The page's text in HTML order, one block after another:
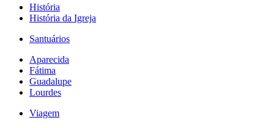
História
História da Igreja
Santuários
Aparecida
Fátima
Guadalupe
Lourdes
Viagem